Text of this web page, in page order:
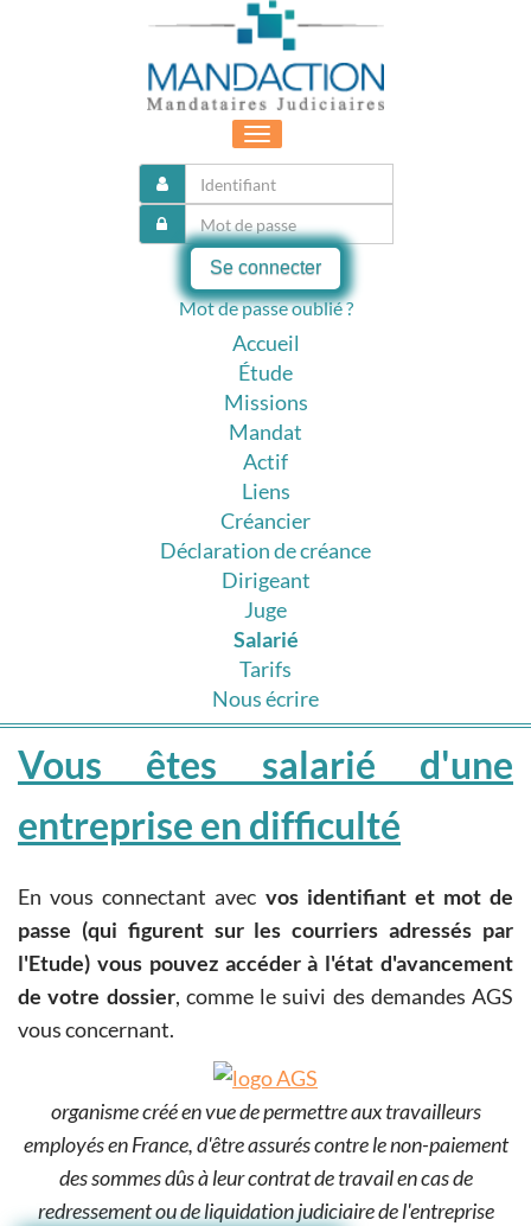
Toggle
navigation
Se connecter
Mot de passe oublié ?
Accueil
Étude
Missions
Mandat
Actif
Liens
Créancier
Déclaration de créance
Dirigeant
Juge
Salarié
Tarifs
Nous écrire
Vous êtes salarié d'une
entreprise en difficulté
En vous connectant avec vos identifiant et mot de
passe (qui figurent sur les courriers adressés par
l'Etude) vous pouvez accéder à l'état d'avancement
de votre dossier, comme le suivi des demandes AGS
vous concernant.
organisme créé en vue de permettre aux travailleurs
employés en France, d'être assurés contre le non-paiement
des sommes dûs à leur contrat de travail en cas de
redressement ou de liquidation judiciaire de l'entreprise